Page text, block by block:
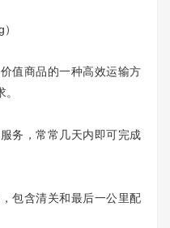
商品的一种高效运输方
，常常几天内即可完成
含清关和最后一公里配